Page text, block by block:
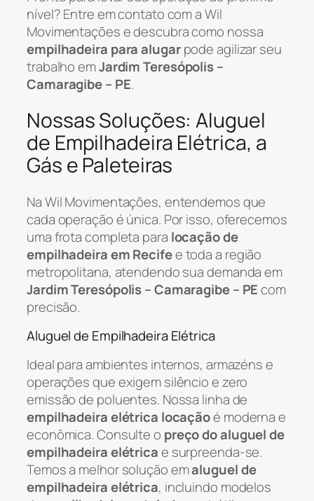
nível? Entre em contato com a Wil
Movimentações e descubra como nossa
empilhadeira para alugarpode agilizar seu
trabalho emJardim Teresópolis –
Camaragibe – PE.
Nossas Soluções: Aluguel
de Empilhadeira Elétrica, a
Gás e Paleteiras
Na Wil Movimentações, entendemos que
cada operação é única. Por isso, oferecemos
uma frota completa para locação de
empilhadeira em Recifee toda a região
metropolitana, atendendo sua demanda em
Jardim Teresópolis – Camaragibe – PEcom
precisão.
Aluguel de Empilhadeira Elétrica
Ideal para ambientes internos, armazéns e
operações que exigem silêncio e zero
emissão de poluentes. Nossa linha de
empilhadeira elétrica locaçãoé moderna e
econômica. Consulte o preço do aluguel de
empilhadeira elétricae surpreenda-se.
Temos a melhor solução emaluguel de
empilhadeira elétrica, incluindo modelos